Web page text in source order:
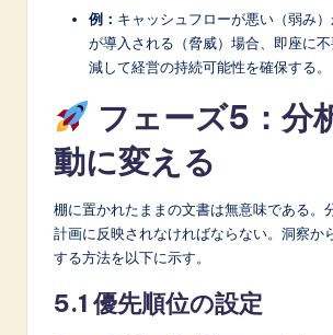
例： キャッシュフローが悪い（弱み
が導入される（脅威）場合、即座に
減して経営の持続可能性を確保する。
フェーズ5：分
動に変える
棚に置かれたままの文書は無意味である。
計画に反映されなければならない。洞察か
する方法を以下に示す。
5.1 優先順位の設定